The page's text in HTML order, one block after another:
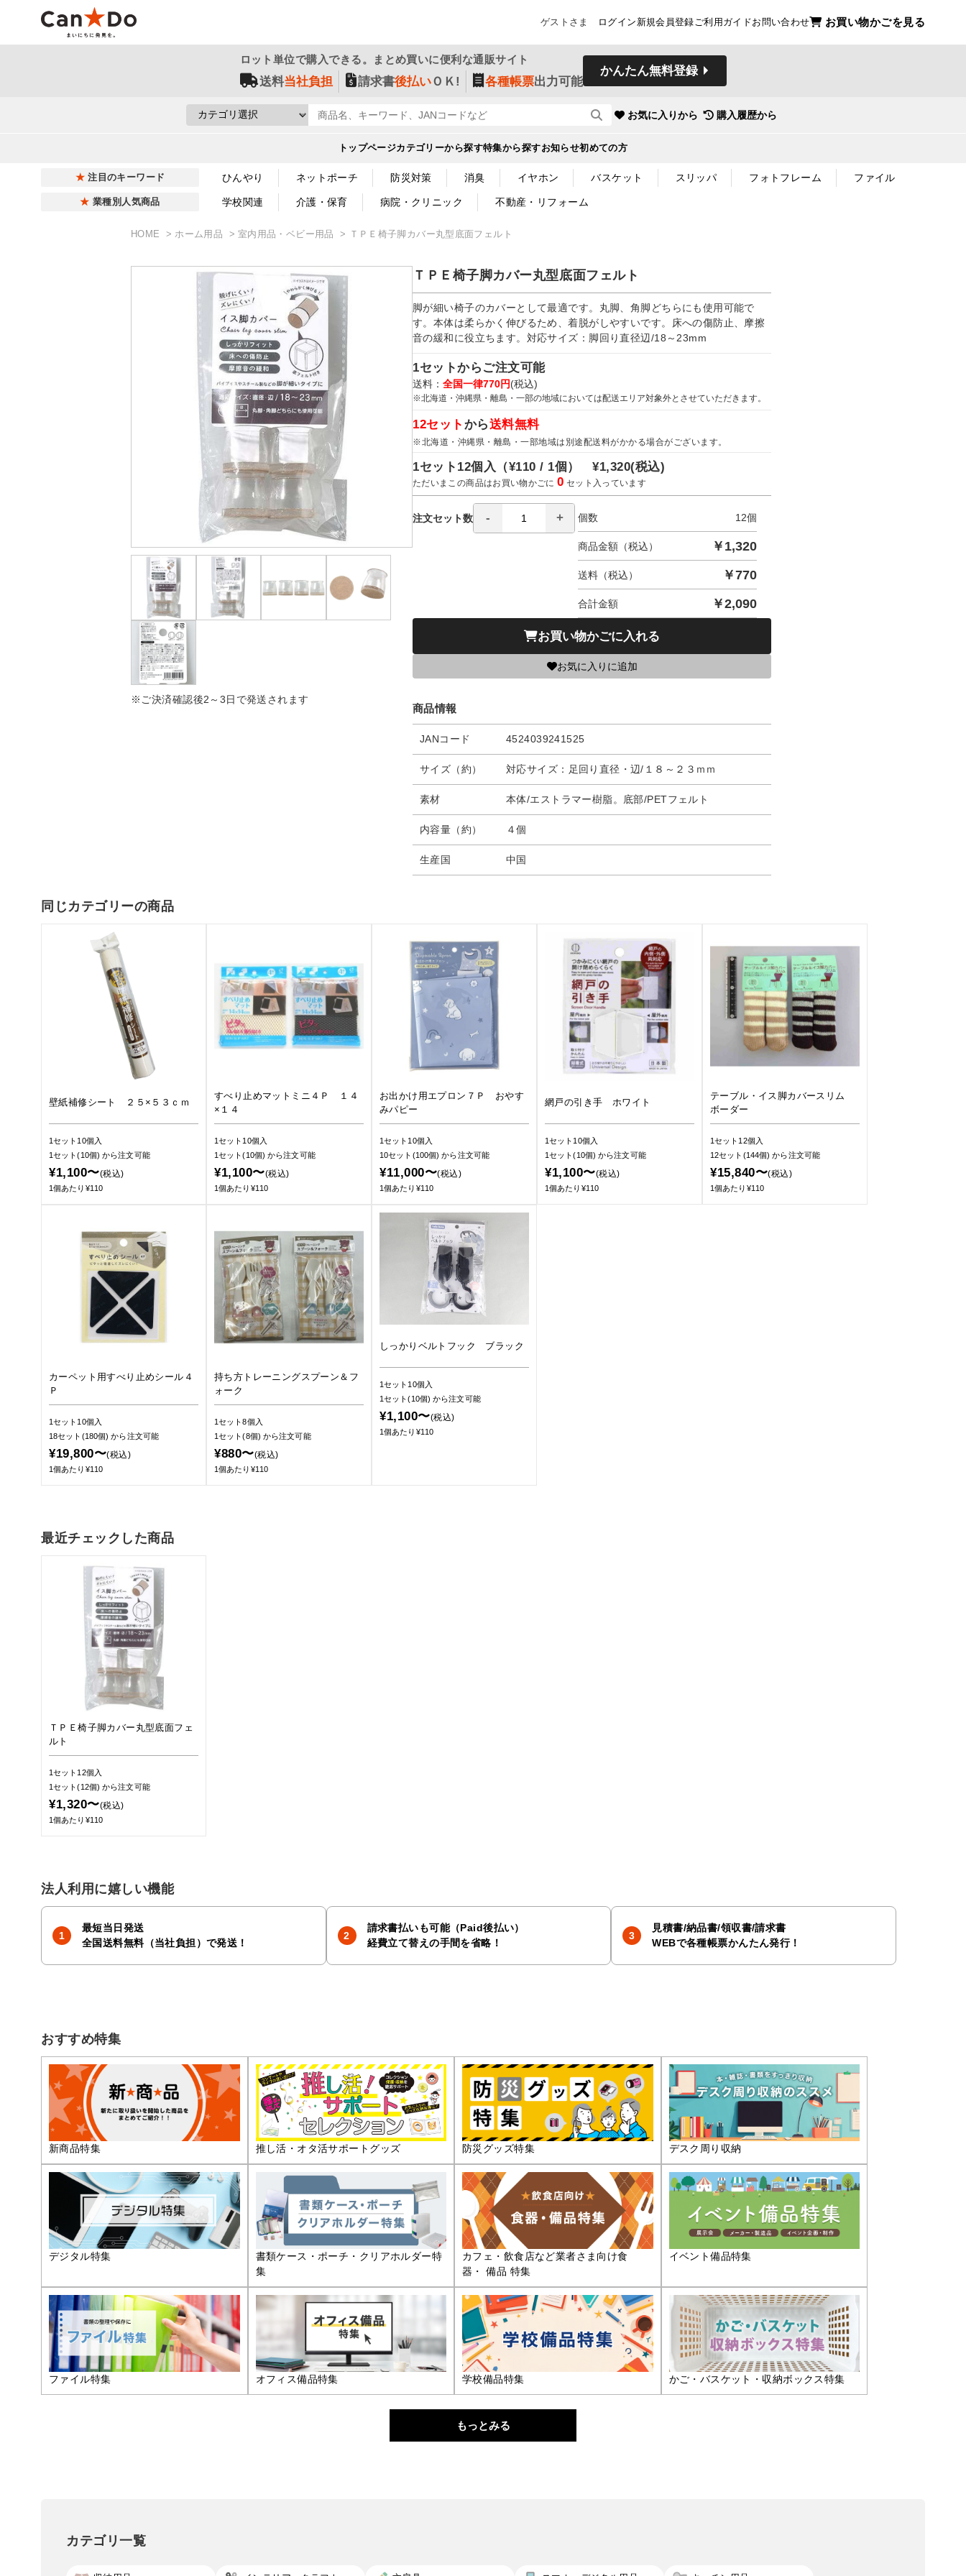
ゲストさま ログイン 新規会員登録ご利用ガイドお問い合わせ お買い物かごを見る
ロット単位で購入できる。まとめ買いに便利な通販サイト
送料当社負担 請求書後払いＯＫ! 各種帳票出力可能
かんたん無料登録
お気に入りから 購入履歴から
トップページカテゴリーから探す特集から探すお知らせ初めての方
注目のキーワード ひんやり ネットポーチ 防災対策 消臭 イヤホン バスケット スリッパ フォトフレーム ファイル
業種別人気商品 学校関連 介護・保育 病院・クリニック 不動産・リフォーム
HOME ホーム用品 室内用品・ベビー用品 ＴＰＥ椅子脚カバー丸型底面フェルト
※ご決済確認後2～3日で発送されます
ＴＰＥ椅子脚カバー丸型底面フェルト
脚が細い椅子のカバーとして最適です。丸脚、角脚どちらにも使用可能で
す。本体は柔らかく伸びるため、着脱がしやすいです。床への傷防止、摩擦
音の緩和に役立ちます。対応サイズ：脚回り直径辺/18～23mm
1セットからご注文可能
送料： 全国一律770円(税込)
※北海道・沖縄県・離島・一部の地域においては配送エリア対象外とさせていただきます。
12セット から送料無料
※北海道・沖縄県・離島・一部地域は別途配送料がかかる場合がございます。
1セット12個入（¥110 / 1個）¥1,320(税込)
ただいまこの商品はお買い物かごに0 セット入っています
注文セット数 個数 12個
商品金額（税込） ￥ 1,320
送料（税込） ￥770
合計金額 ￥2,090
お買い物かごに入れる
お気に入りに追加
商品情報
JANコード 4524039241525
サイズ（約） 対応サイズ：足回り直径・辺/１８～２３ｍｍ
素材 本体/エストラマー樹脂。底部/PETフェルト
内容量（約） ４個
生産国 中国
同じカテゴリーの商品
壁紙補修シート ２５×５３ｃｍ
1セット10個入
1セット(10個)から注文可能
¥1,100〜(税込)
1個あたり¥110
すべり止めマットミニ４Ｐ １４
×１４
1セット10個入
1セット(10個)から注文可能
¥1,100〜(税込)
1個あたり¥110
お出かけ用エプロン７Ｐ おやす
みパピー
1セット10個入
10セット(100個)から注文可能
¥11,000〜(税込)
1個あたり¥110
網戸の引き手 ホワイト
1セット10個入
1セット(10個)から注文可能
¥1,100〜(税込)
1個あたり¥110
テーブル・イス脚カバースリム
ボーダー
1セット12個入
12セット(144個)から注文可能
¥15,840〜(税込)
1個あたり¥110
カーペット用すべり止めシール４
Ｐ
1セット10個入
18セット(180個)から注文可能
¥19,800〜(税込)
1個あたり¥110
持ち方トレーニングスプーン＆フ
ォーク
1セット8個入
1セット(8個) から注文可能
¥880〜(税込)
1個あたり¥110
しっかりベルトフック ブラック
1セット10個入
1セット(10個)から注文可能
¥1,100〜(税込)
1個あたり¥110
最近チェックした商品
ＴＰＥ椅子脚カバー丸型底面フェ
ルト
1セット12個入
1セット(12個)から注文可能
¥1,320〜(税込)
1個あたり¥110
法人利用に嬉しい機能
最短当日発送
全国送料無料（当社負担）で発送！
請求書払いも可能（Paid後払い）
経費立て替えの手間を省略！
見積書/納品書/領収書/請求書
WEBで各種帳票かんたん発行！
おすすめ特集
新商品特集 推し活・オタ活サポートグッズ 防災グッズ特集 デスク周り収納
デジタル特集
書類ケース・ポーチ・クリアホルダー特
集
カフェ・飲食店など業者さま向け食
器・ 備品 特集
イベント備品特集
ファイル特集 オフィス備品特集 学校備品特集 かご・バスケット・収納ボックス特集
もっとみる
カテゴリ一覧